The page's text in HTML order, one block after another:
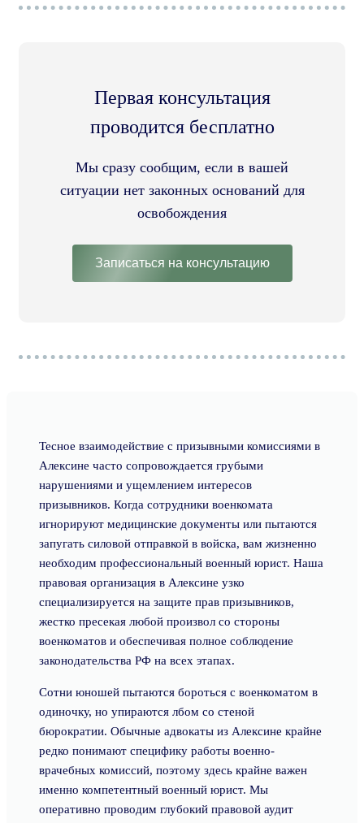
Первая консультация
проводится бесплатно
Мы сразу сообщим, если в вашей
ситуации нет законных оснований для
освобождения
Записаться на консультацию
Тесное взаимодействие с призывными комиссиями в
Алексине часто сопровождается грубыми
нарушениями и ущемлением интересов
призывников. Когда сотрудники военкомата
игнорируют медицинские документы или пытаются
запугать силовой отправкой в войска, вам жизненно
необходим профессиональный военный юрист. Наша
правовая организация в Алексине узко
специализируется на защите прав призывников,
жестко пресекая любой произвол со стороны
военкоматов и обеспечивая полное соблюдение
законодательства РФ на всех этапах.
Сотни юношей пытаются бороться с военкоматом в
одиночку, но упираются лбом со стеной
бюрократии. Обычные адвокаты из Алексине крайне
редко понимают специфику работы военно-
врачебных комиссий, поэтому здесь крайне важен
именно компетентный военный юрист. Мы
оперативно проводим глубокий правовой аудит